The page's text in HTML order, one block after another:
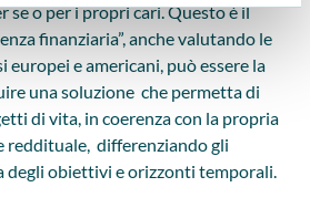
o per i propri cari. Questo è il
finanziaria”, anche valutando le
europei e americani, può essere la
una soluzione che permetta di
di vita, in coerenza con la propria
reddituale, differenziando gli
degli obiettivi e orizzonti temporali.